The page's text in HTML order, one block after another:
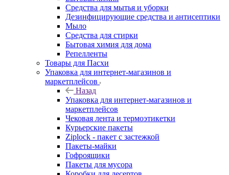
Средства для мытья и уборки
Дезинфицирующие средства и антисептики
Мыло
Средства для стирки
Бытовая химия для дома
Репелленты
Товары для Пасхи
Упаковка для интернет-магазинов и
маркетплейсов
Назад
Упаковка для интернет-магазинов и
маркетплейсов
Чековая лента и термоэтикетки
Курьерские пакеты
Ziplock - пакет с застежкой
Пакеты-майки
Гофроящики
Пакеты для мусора